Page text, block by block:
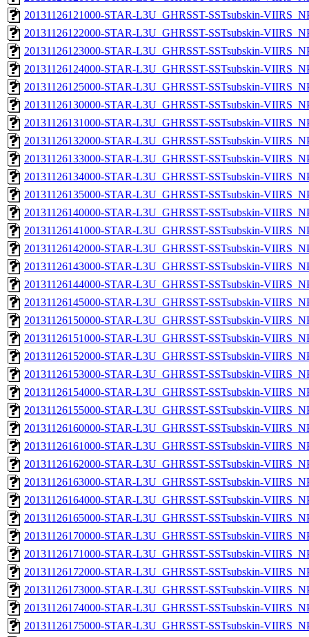
20131126121000-STAR-L3U_GHRSST-SSTsubskin-
20131126122000-STAR-L3U_GHRSST-SSTsubskin-
20131126123000-STAR-L3U_GHRSST-SSTsubskin-
20131126124000-STAR-L3U_GHRSST-SSTsubskin-
20131126125000-STAR-L3U_GHRSST-SSTsubskin-
20131126130000-STAR-L3U_GHRSST-SSTsubskin-
20131126131000-STAR-L3U_GHRSST-SSTsubskin-
20131126132000-STAR-L3U_GHRSST-SSTsubskin-
20131126133000-STAR-L3U_GHRSST-SSTsubskin-
20131126134000-STAR-L3U_GHRSST-SSTsubskin-
20131126135000-STAR-L3U_GHRSST-SSTsubskin-
20131126140000-STAR-L3U_GHRSST-SSTsubskin-
20131126141000-STAR-L3U_GHRSST-SSTsubskin-
20131126142000-STAR-L3U_GHRSST-SSTsubskin-
20131126143000-STAR-L3U_GHRSST-SSTsubskin-
20131126144000-STAR-L3U_GHRSST-SSTsubskin-
20131126145000-STAR-L3U_GHRSST-SSTsubskin-
20131126150000-STAR-L3U_GHRSST-SSTsubskin-
20131126151000-STAR-L3U_GHRSST-SSTsubskin-
20131126152000-STAR-L3U_GHRSST-SSTsubskin-
20131126153000-STAR-L3U_GHRSST-SSTsubskin-
20131126154000-STAR-L3U_GHRSST-SSTsubskin-
20131126155000-STAR-L3U_GHRSST-SSTsubskin-
20131126160000-STAR-L3U_GHRSST-SSTsubskin-
20131126161000-STAR-L3U_GHRSST-SSTsubskin-
20131126162000-STAR-L3U_GHRSST-SSTsubskin-
20131126163000-STAR-L3U_GHRSST-SSTsubskin-
20131126164000-STAR-L3U_GHRSST-SSTsubskin-
20131126165000-STAR-L3U_GHRSST-SSTsubskin-
20131126170000-STAR-L3U_GHRSST-SSTsubskin-
20131126171000-STAR-L3U_GHRSST-SSTsubskin-
20131126172000-STAR-L3U_GHRSST-SSTsubskin-
20131126173000-STAR-L3U_GHRSST-SSTsubskin-
20131126174000-STAR-L3U_GHRSST-SSTsubskin-
20131126175000-STAR-L3U_GHRSST-SSTsubskin-